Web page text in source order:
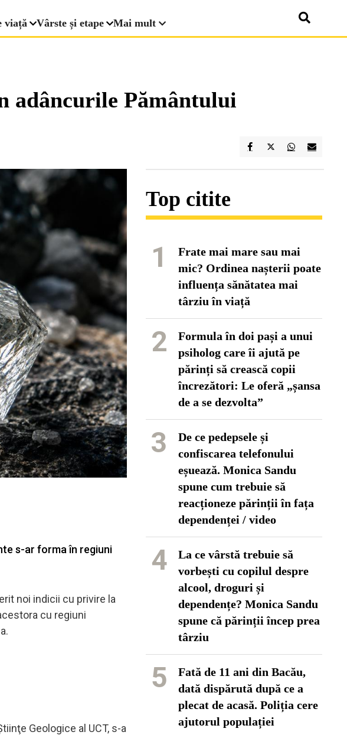
viață Vârste și etape Mai mult
adâncurile Pământului
s-ar forma în regiuni
noi indicii cu privire la
cu regiuni
Geologice al UCT, s-a
Top citite
1
Frate mai mare sau mai
mic? Ordinea nașterii poate
influența sănătatea mai
târziu în viață
2
Formula în doi pași a unui
psiholog care îi ajută pe
părinți să crească copii
încrezători: Le oferă „șansa
de a se dezvolta”
3
De ce pedepsele și
confiscarea telefonului
eșuează. Monica Sandu
spune cum trebuie să
reacționeze părinții în fața
dependenței / video
4
La ce vârstă trebuie să
vorbești cu copilul despre
alcool, droguri și
dependențe? Monica Sandu
spune că părinții încep prea
târziu
5
Fată de 11 ani din Bacău,
dată dispărută după ce a
plecat de acasă. Poliția cere
ajutorul populației